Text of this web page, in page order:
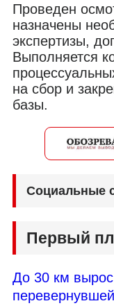
Проведен
назначены
экспертизы,
Выполняется
на сбор и
базы.
Социальные
Первый
До 30 км